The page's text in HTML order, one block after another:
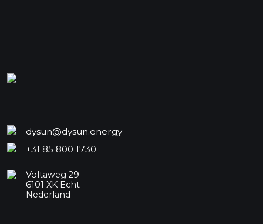
dysun@dysun.energy
+31 85 800 1730
Voltaweg 29
6101 XK Echt
Nederland